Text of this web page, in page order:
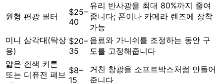
원형 편광 필터
$25–
40
유리 반사광을 최대 80%까지 줄여
줍니다; 폰이나 카메라 렌즈에 장착
가능
미니 삼각대(탁상
용)
$20–
35
음료와 가니쉬를 조정하는 동안 구
도를 고정해줍니다
얇은 흰색 커튼
또는 디퓨전 패브 $8–
15
거친 창광을 소프트박스처럼 만들어
줍니다